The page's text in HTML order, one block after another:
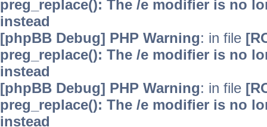
preg_replace(): The /e modifier is no
instead
[phpBB Debug] PHP Warning: in file
preg_replace(): The /e modifier is no
instead
[phpBB Debug] PHP Warning: in file
preg_replace(): The /e modifier is no
instead